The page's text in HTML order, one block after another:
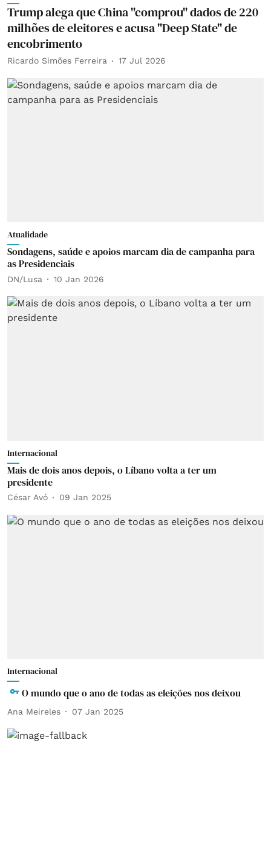
Trump alega que China "comprou" dados de 220
milhões de eleitores e acusa "Deep State" de
encobrimento
Ricardo Simões Ferreira 17 Jul 2026
Atualidade
Sondagens, saúde e apoios marcam dia de campanha para
as Presidenciais
DN/Lusa 10 Jan 2026
Internacional
Mais de dois anos depois, o Líbano volta a ter um
presidente
César Avó 09 Jan 2025
Internacional
O mundo que o ano de todas as eleições nos deixou
Ana Meireles 07 Jan 2025